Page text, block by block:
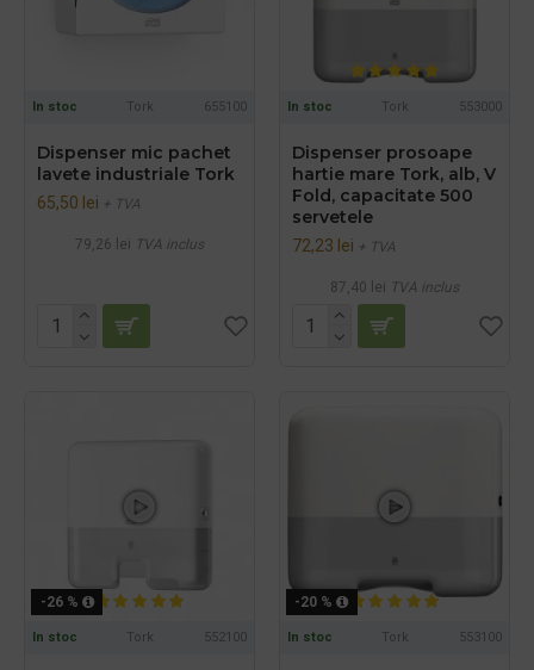
In stoc Tork 655100
Dispenser mic pachet
lavete industriale Tork
65,50 lei + TVA
79,26 lei TVA inclus
In stoc Tork 553000
Dispenser prosoape
hartie mare Tork, alb, V
Fold, capacitate 500
servetele
72,23 lei + TVA
87,40 lei TVA inclus
-26 %
In stoc Tork 552100
-20 %
In stoc Tork 553100